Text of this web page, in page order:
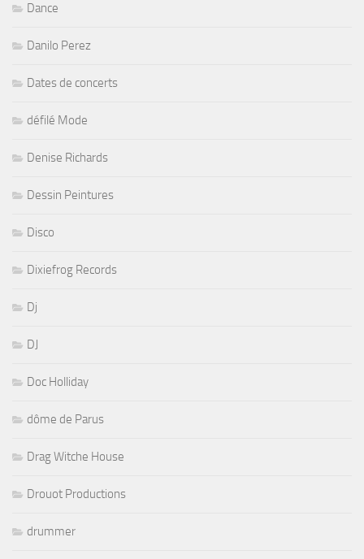
Dance
Danilo Perez
Dates de concerts
défilé Mode
Denise Richards
Dessin Peintures
Disco
Dixiefrog Records
Dj
DJ
Doc Holliday
dôme de Parus
Drag Witche House
Drouot Productions
drummer